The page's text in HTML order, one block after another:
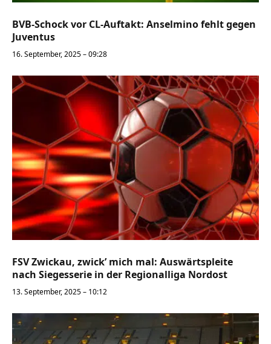
BVB-Schock vor CL-Auftakt: Anselmino fehlt gegen
Juventus
16. September, 2025 – 09:28
FSV Zwickau, zwick’ mich mal: Auswärtspleite
nach Siegesserie in der Regionalliga Nordost
13. September, 2025 – 10:12